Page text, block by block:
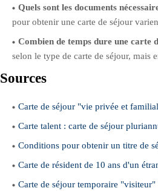
Quels sont les documents
pour obtenir une carte de séjour
Combien de temps dure une carte
selon le type de carte de séjour, mais
Sources
Carte de séjour "vie privée et
Carte talent : carte de séjour
Conditions pour obtenir un titre de
Carte de résident de 10 ans d'un
Carte de séjour temporaire "visiteur"